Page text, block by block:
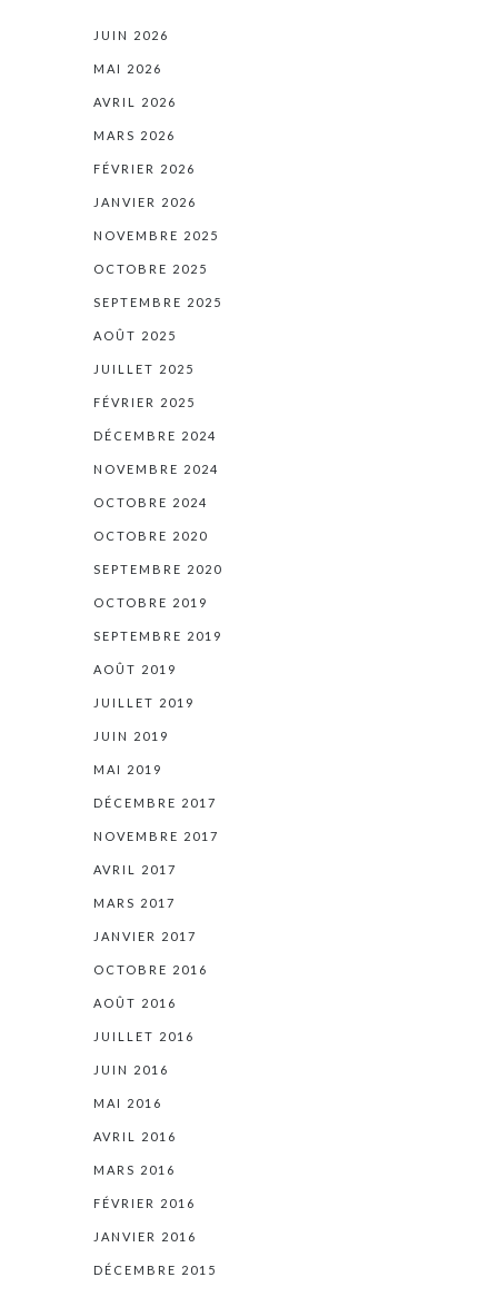
JUIN 2026
MAI 2026
AVRIL 2026
MARS 2026
FÉVRIER 2026
JANVIER 2026
NOVEMBRE 2025
OCTOBRE 2025
SEPTEMBRE 2025
AOÛT 2025
JUILLET 2025
FÉVRIER 2025
DÉCEMBRE 2024
NOVEMBRE 2024
OCTOBRE 2024
OCTOBRE 2020
SEPTEMBRE 2020
OCTOBRE 2019
SEPTEMBRE 2019
AOÛT 2019
JUILLET 2019
JUIN 2019
MAI 2019
DÉCEMBRE 2017
NOVEMBRE 2017
AVRIL 2017
MARS 2017
JANVIER 2017
OCTOBRE 2016
AOÛT 2016
JUILLET 2016
JUIN 2016
MAI 2016
AVRIL 2016
MARS 2016
FÉVRIER 2016
JANVIER 2016
DÉCEMBRE 2015